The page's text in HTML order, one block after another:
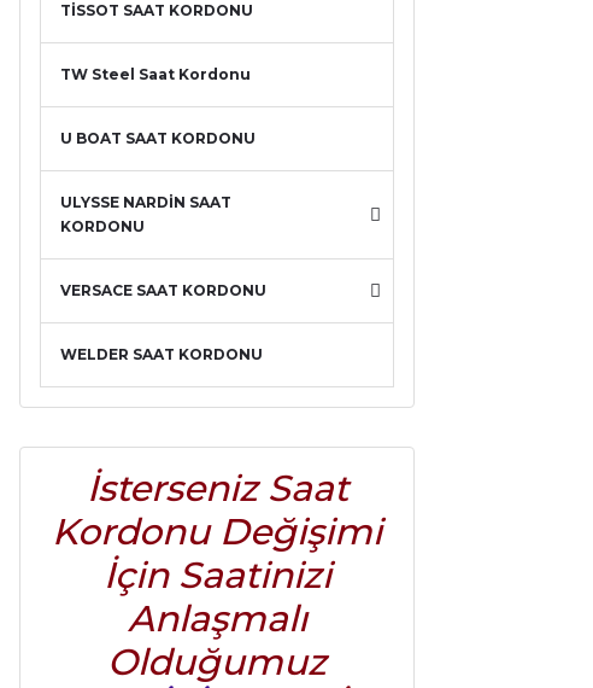
TİSSOT SAAT KORDONU
TW Steel Saat Kordonu
U BOAT SAAT KORDONU
ULYSSE NARDİN SAAT
KORDONU
VERSACE SAAT KORDONU
WELDER SAAT KORDONU
İsterseniz Saat
Kordonu Değişimi
İçin Saatinizi
Anlaşmalı
Olduğumuz